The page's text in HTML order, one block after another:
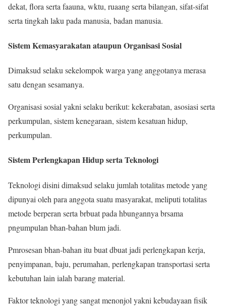
dekat, flora serta faauna, wktu, ruaang serta bilangan, sifat-sifat
serta tingkah laku pada manusia, badan manusia.
Sistem Kemasyarakatan ataupun Organisasi Sosial
Dimaksud selaku sekelompok warga yang anggotanya merasa
satu dengan sesamanya.
Organisasi sosial yakni selaku berikut: kekerabatan, asosiasi serta
perkumpulan, sistem kenegaraan, sistem kesatuan hidup,
perkumpulan.
Sistem Perlengkapan Hidup serta Teknologi
Teknologi disini dimaksud selaku jumlah totalitas metode yang
dipunyai oleh para anggota suatu masyarakat, meliputi totalitas
metode berperan serta brbuat pada hbungannya brsama
pngumpulan bhan-bahan blum jadi.
Pmrosesan bhan-bahan itu buat dbuat jadi perlengkapan kerja,
penyimpanan, baju, perumahan, perlengkapan transportasi serta
kebutuhan lain ialah barang material.
Faktor teknologi yang sangat menonjol yakni kebudayaan fisik